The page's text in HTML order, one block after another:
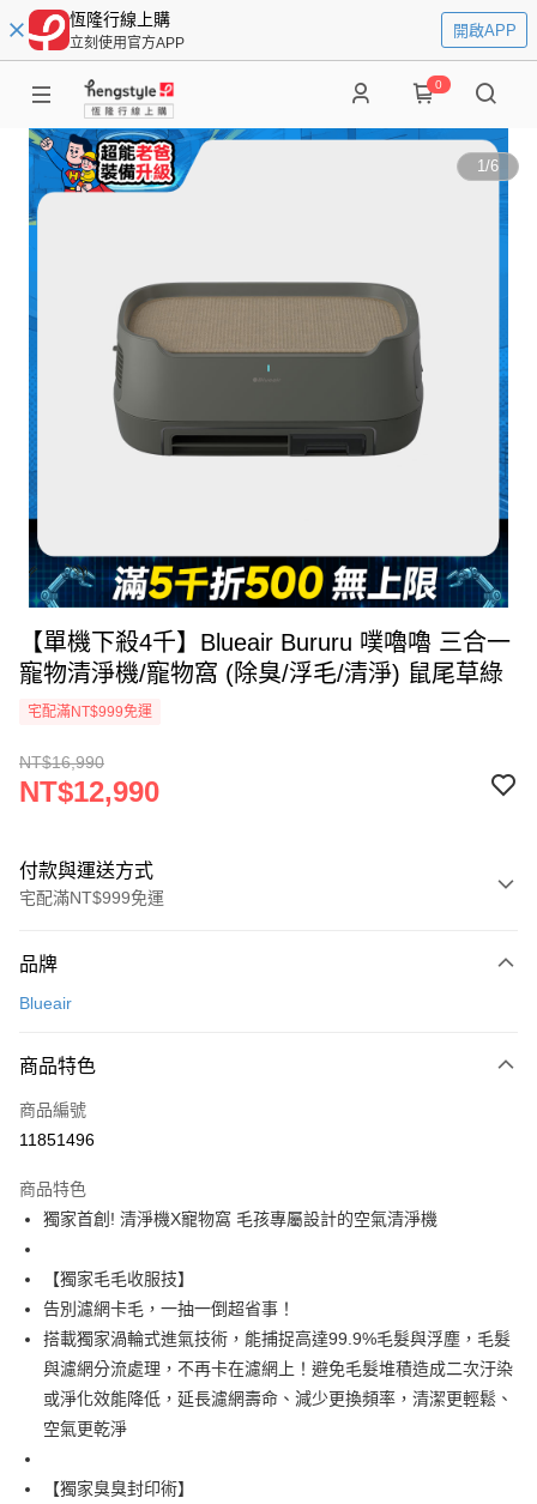
恆隆行線上購
立刻使用官方APP
開啟APP
0
1/6
【單機下殺4千】Blueair Bururu 噗嚕嚕 三合一
寵物清淨機/寵物窩 (除臭/浮毛/清淨) 鼠尾草綠
宅配滿NT$999免運
NT$16,990
NT$12,990
付款與運送方式
宅配滿NT$999免運
信用卡一次付款
3 期 0 利率 每期
合作金庫商業銀行
上海商業儲蓄銀行
臺灣中小企業銀行
匯豐（台灣）商業銀行
華泰商業銀行
元大商業銀行
玉山商業銀行
台灣樂天信用卡公司
合作金庫商業銀行
上海商業儲蓄銀行
國泰世華商業銀行
兆豐國際商業銀行
聯邦商業銀行
元大商業銀行
玉山商業銀行
星展（台灣）商業銀行
台新國際商業銀行
中國信託商業銀行
即享券
LINE Pay
Apple Pay
街口支付
Google Pay
ATM付款
運送方式
宅配
每筆NT$100，滿NT$999(含以上)免運費
品牌
Blueair
商品特色
商品編號
11851496
商品特色
獨家首創! 清淨機X寵物窩 毛孩專屬設計的空氣清淨機
【獨家毛毛收服技】
告別濾網卡毛，一抽一倒超省事！
搭載獨家渦輪式進氣技術，能捕捉高達99.9%毛髮與浮塵，毛髮
與濾網分流處理，不再卡在濾網上！避免毛髮堆積造成二次汙染
或淨化效能降低，延長濾網壽命、減少更換頻率，清潔更輕鬆、
空氣更乾淨
【獨家臭臭封印術】